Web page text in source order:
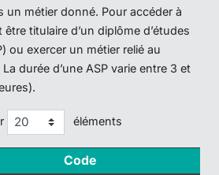
un métier donné. Pour accéder à
titulaire d’un diplôme d’études
ou exercer un métier relié au
durée d’une ASP varie entre 3 et
éléments
Code